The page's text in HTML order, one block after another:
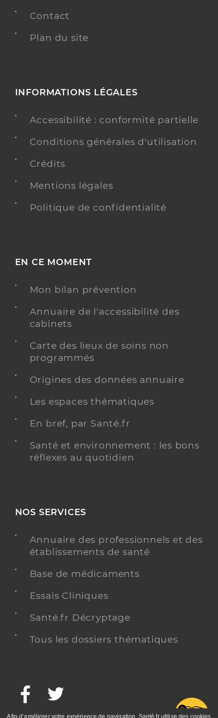
Contact
Plan du site
INFORMATIONS LÉGALES
Accessibilité : conformité partielle
Conditions générales d'utilisation
Crédits
Mentions légales
Politique de confidentialité
EN CE MOMENT
Mon bilan prévention
Annuaire de l'accessibilité des
cabinets
Carte des lieux de soins non
programmés
Origines des données annuaire
Les espaces thématiques
En bref, par Santé.fr
Santé et environnement : les bons
réflexes au quotidien
NOS SERVICES
Annuaire des professionnels et des
établissements de santé
Base de médicaments
Essais Cliniques
Santé.fr Décryptage
Tous les dossiers thématiques
Facebook
Afin d’améliorer votre expérience de navigation, Santé.fr utilise des cookies